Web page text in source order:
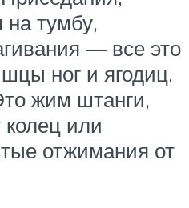
на тумбу,
— все это
ног и ягодиц.
жим штанги,
или
отжимания от